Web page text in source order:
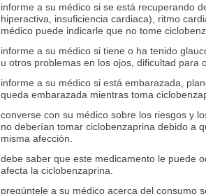
informe a su médico si se está recuperando
hiperactiva, insuficiencia cardiaca), ritmo
médico puede indicarle que no tome
informe a su médico si tiene o ha tenido
u otros problemas en los ojos, dificultad para
informe a su médico si está embarazada,
queda embarazada mientras toma
converse con su médico sobre los riesgos y
no deberían tomar ciclobenzaprina debido a
misma afección.
debe saber que este medicamento le puede
afecta la ciclobenzaprina.
pregúntele a su médico acerca del consumo